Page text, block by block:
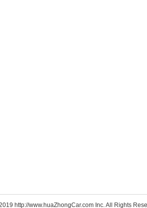
http://www.huaZhongCar.com Inc. All Rights